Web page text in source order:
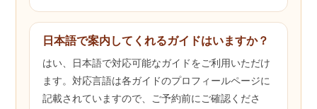
日本語で案内してくれるガイドはいますか？
はい、日本語で対応可能なガイドをご利用いただけ
ます。対応言語は各ガイドのプロフィールページに
記載されていますので、ご予約前にご確認くださ